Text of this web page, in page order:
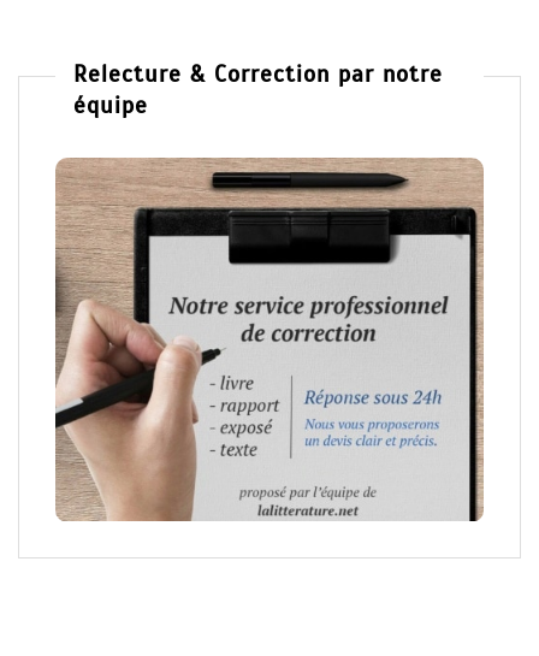
Relecture & Correction par notre
équipe